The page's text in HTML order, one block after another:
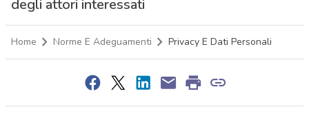
degli attori interessati
Home Norme E Adeguamenti Privacy E Dati Personali